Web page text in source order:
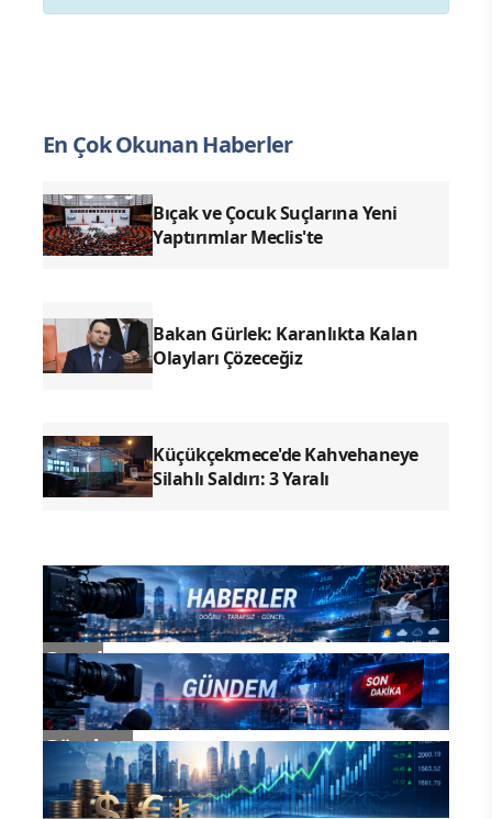
En Çok Okunan Haberler
Bıçak ve Çocuk Suçlarına Yeni
Yaptırımlar Meclis'te
Bakan Gürlek: Karanlıkta Kalan
Olayları Çözeceğiz
Küçükçekmece'de Kahvehaneye
Silahlı Saldırı: 3 Yaralı
Genel
Gündem